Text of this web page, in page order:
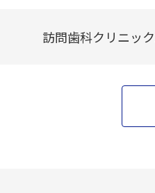
訪問歯科クリニッ